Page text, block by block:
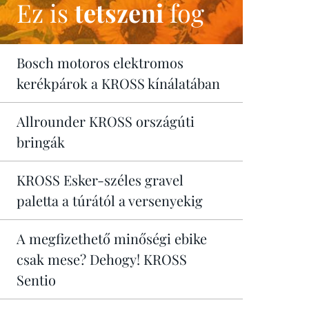
Ez istetszenifog
Bosch motoros elektromos
kerékpárok a KROSS kínálatában
Allrounder KROSS országúti
bringák
KROSS Esker-széles gravel
paletta a túrától a versenyekig
A megfizethető minőségi ebike
csak mese? Dehogy! KROSS
Sentio